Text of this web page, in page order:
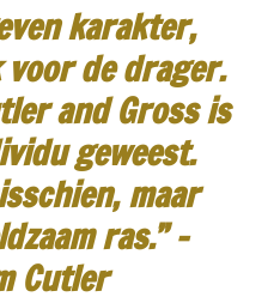
karakter,
voor de drager.
and Gross is
geweest.
maar
ras.” -
Cutler